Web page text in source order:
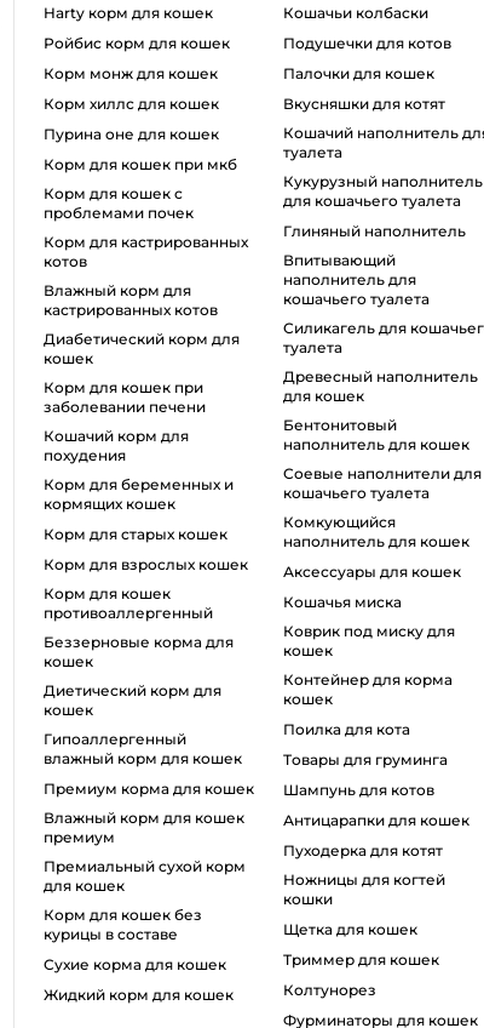
harty корм для кошек
ройбис корм для кошек
корм монж для кошек
корм хиллс для кошек
пурина оне для кошек
корм для кошек при мкб
корм для кошек с
проблемами почек
Корм для кастрированных
котов
влажный корм для
кастрированных котов
диабетический корм для
кошек
корм для кошек при
заболевании печени
кошачий корм для
похудения
корм для беременных и
кормящих кошек
корм для старых кошек
корм для взрослых кошек
корм для кошек
противоаллергенный
беззерновые корма для
кошек
диетический корм для
кошек
гипоаллергенный
влажный корм для кошек
премиум корма для кошек
влажный корм для кошек
премиум
премиальный сухой корм
для кошек
корм для кошек без
курицы в составе
сухие корма для кошек
жидкий корм для кошек
кошачьи колбаски
подушечки для котов
палочки для кошек
вкусняшки для котят
кошачий наполнитель для
туалета
кукурузный наполнитель
для кошачьего туалета
глиняный наполнитель
впитывающий
наполнитель для
кошачьего туалета
силикагель для кошачьего
туалета
древесный наполнитель
для кошек
бентонитовый
наполнитель для кошек
соевые наполнители для
кошачьего туалета
комкующийся
наполнитель для кошек
аксессуары для кошек
кошачья миска
коврик под миску для
кошек
контейнер для корма
кошек
поилка для кота
товары для груминга
шампунь для котов
антицарапки для кошек
пуходерка для котят
ножницы для когтей
кошки
щетка для кошек
триммер для кошек
колтунорез
фурминаторы для кошек